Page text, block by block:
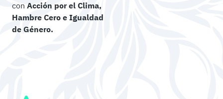
con Acción por el Clima,
Hambre Cero e Igualdad
de Género.